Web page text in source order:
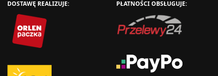
DOSTAWĘ REALIZUJE: PŁATNOŚCI OBSŁUGUJE: